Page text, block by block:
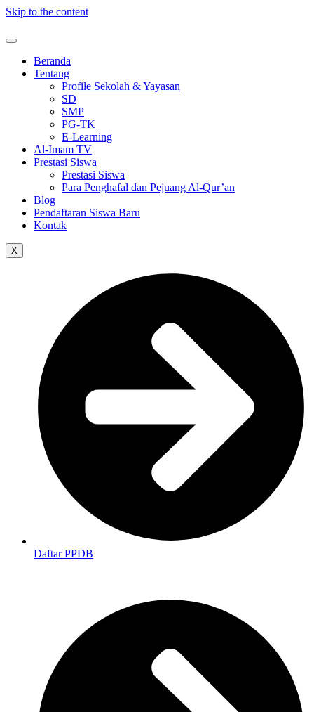
Skip to the content
Beranda
Tentang
Profile Sekolah & Yayasan
SD
SMP
PG-TK
E-Learning
Al-Imam TV
Prestasi Siswa
Prestasi Siswa
Para Penghafal dan Pejuang Al-Qur’an
Blog
Pendaftaran Siswa Baru
Kontak
X
Daftar PPDB